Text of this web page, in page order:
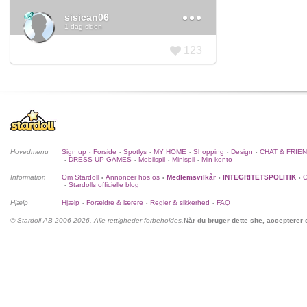
sisican06
1 dag siden
123
Hovedmenu Sign up • Forside • Spotlys • MY HOME • Shopping • Design • CHAT &
• DRESS UP GAMES • Mobilspil • Minispil • Min konto
Information Om Stardoll • Annoncer hos os • Medlemsvilkår • INTEGRITETSPOLITIK •
• Stardolls officielle blog
Hjælp Hjælp • Forældre & lærere • Regler & sikkerhed • FAQ
© Stardoll AB 2006-2026. Alle rettigheder forbeholdes. Når du bruger dette site, accepterer